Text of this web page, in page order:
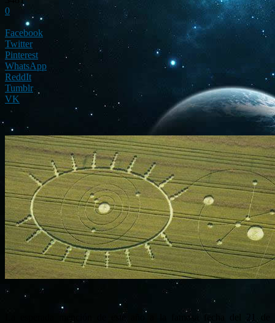
0
Facebook
Twitter
Pinterest
WhatsApp
ReddIt
Tumblr
VK
La esperada mención de este año a la famosa fecha del 21 de